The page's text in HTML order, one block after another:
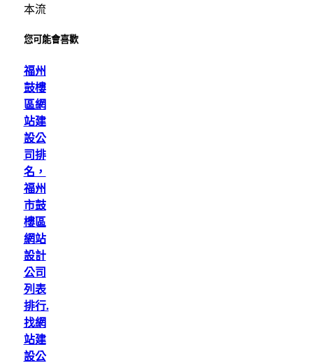
本流
您可能會喜歡
福州
鼓樓
區網
站建
設公
司排
名，
福州
市鼓
樓區
網站
設計
公司
列表
排行.
找網
站建
設公